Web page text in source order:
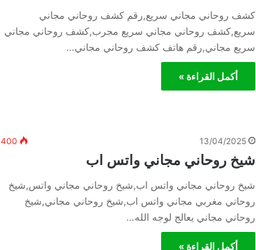
كشف روحاني مجاني سريع,رقم كشف روحاني مجاني
سريع,كشف روحاني مجاني سريع مجرب,كشف روحاني مجاني
سريع مجاني,رقم هاتف كشف روحاني مجاني…
أكمل القراءة »
13/04/2025
400
شيخ روحاني مجاني واتس اب
شيخ روحاني مجاني واتس اب,شيخ روحاني مجاني واتس,شيخ
روحاني مغربي مجاني واتس اب,شيخ روحاني مجاني,شيخ
روحاني مجاني يعالج لوجه الله…
أكمل القراءة »